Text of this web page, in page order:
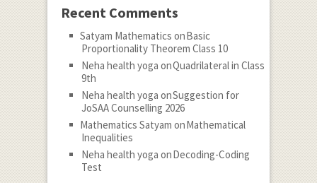
Recent Comments
Satyam Mathematics onBasic
Proportionality Theorem Class 10
Neha health yoga onQuadrilateral in Class
9th
Neha health yoga onSuggestion for
JoSAA Counselling 2026
Mathematics Satyam onMathematical
Inequalities
Neha health yoga onDecoding-Coding
Test